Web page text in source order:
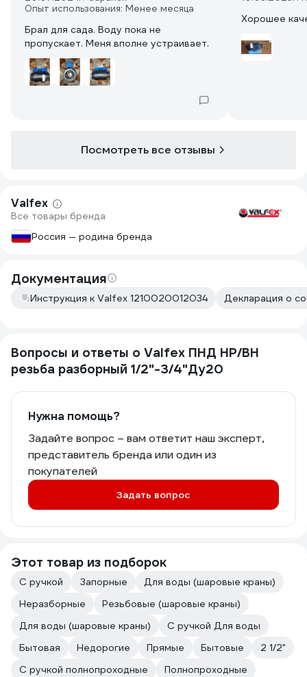
Опыт использования: Менее месяца
Брал для сада. Воду пока не
пропускает. Меня вполне устраивает.
Хорошее
Посмотреть все отзывы
Valfex
Все товары бренда
Россия — родина бренда
Документация
Инструкция к Valfex 1210020012034 Декларация о
Вопросы и ответы о Valfex ПНД НР/ВН
резьба разборный 1/2"-3/4"Ду20
Нужна помощь?
Задайте вопрос – вам ответит наш эксперт,
представитель бренда или один из
покупателей
Задать вопрос
Этот товар из подборок
С ручкой Запорные
Для воды (шаровые краны)
Неразборные
Резьбовые (шаровые краны)
Для воды (шаровые краны)
С ручкой Для воды
Бытовая
Недорогие Прямые Бытовые
2 1/2"
С ручкой полнопроходные
Полнопроходные